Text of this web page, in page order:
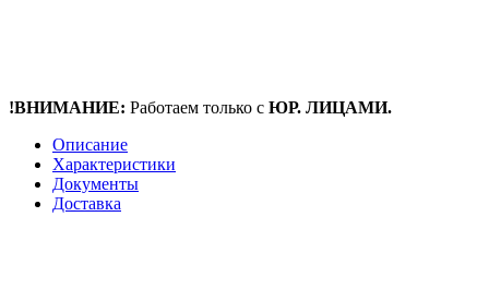
!ВНИМАНИЕ: Работаем только с ЮР. ЛИЦАМИ.
Описание
Характеристики
Документы
Доставка